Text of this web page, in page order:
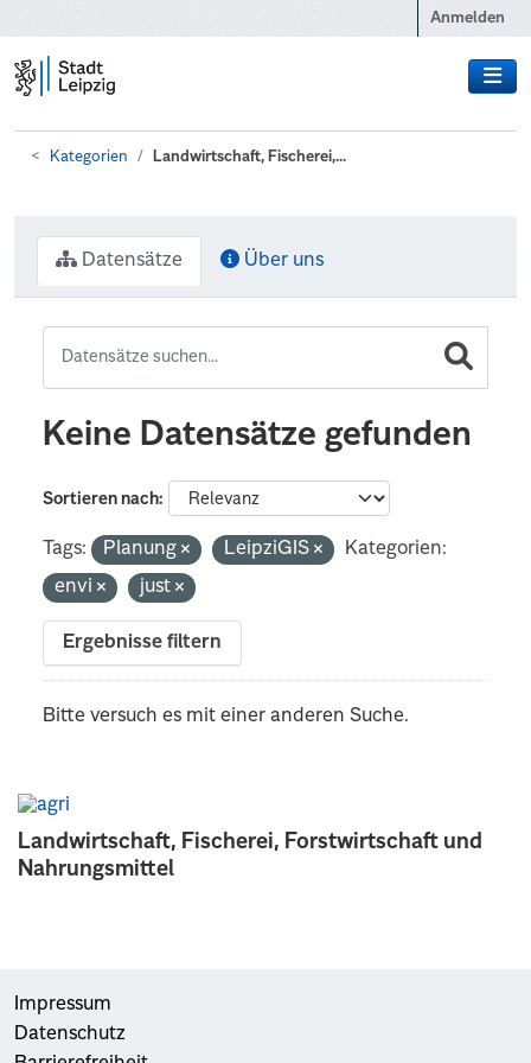
Anmelden
Kategorien Landwirtschaft, Fischerei,...
Landwirtschaft, Fischerei, Forstwirtschaft und
Nahrungsmittel
Datensätze Über uns
Keine Datensätze gefunden
Sortieren nach
Tags: Planung LeipziGIS
Kategorien:
envi
just
Ergebnisse filtern
Bitte versuch es mit einer anderen Suche.
Impressum
Datenschutz